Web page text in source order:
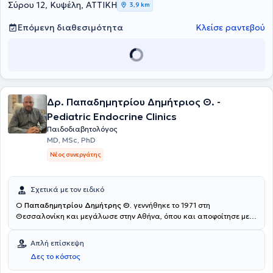
δύο φορές πρόεδρος της Ελληνικής Διαβητολογικής Εταιρείας.
Σύρου 12, Κυψέλη, ΑΤΤΙΚΗ 3,9 km
Επόμενη διαθεσιμότητα Κλείσε ραντεβού
Δρ. Παπαδημητρίου Δημήτριος Θ. -
Pediatric Endocrine Clinics
Παιδοδιαβητολόγος
MD, MSc, PhD
Νέος συνεργάτης
Σχετικά με τον ειδικό
Ο Παπαδημητρίου Δημήτρης Θ. γεννήθηκε το 1971 στη
Θεσσαλονίκη και μεγάλωσε στην Αθήνα, όπου και αποφοίτησε με
Ιατρικής, την Ειδικότητα της Παιδιατρικής και την Διδακτορική του
Διατριβή στην Παιδοενδοκρινολογία στο Πανεπιστήμιο Πατρών.
Μετεκπαιδεύτηκε επί 4ετία στην Παιδιατρική Ενδοκρινολογία.
Έλαβε διετές Μεταπτυχιακό (DIU) στην Παιδιατρική Ενδοκρινολογία
Απλή επίσκεψη
Δες το κόστος